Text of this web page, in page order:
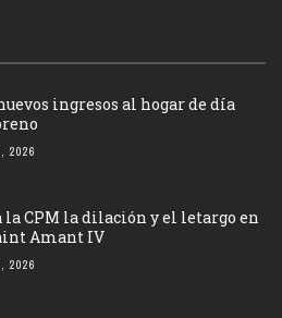
ingresos al hogar de día
2026
la CPM la dilación y el letargo en
Amant IV
2026